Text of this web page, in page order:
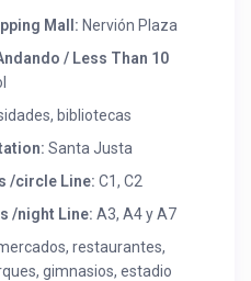
Mall: Nervión Plaza
/ Less Than 10
bibliotecas
Santa Justa
/circle Line: C1, C2
/night Line: A3, A4 y A7
restaurantes,
gimnasios, estadio